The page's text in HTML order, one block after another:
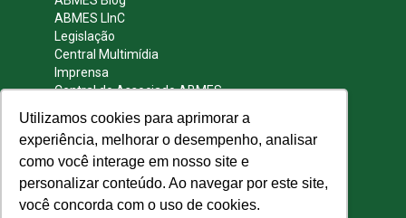
Utilizamos cookies para aprimorar a
experiência, melhorar o desempenho, analisar
como você interage em nosso site e
personalizar conteúdo. Ao navegar por este site,
você concorda com o uso de cookies.
ABMES LInC
Legislação
Central Multimídia
Imprensa
Central do Associado ABMES
REDES SOCIAIS